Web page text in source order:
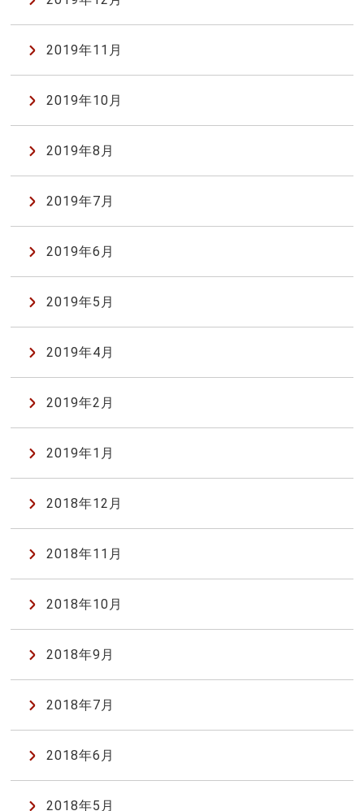
2019年11月
2019年10月
2019年8月
2019年7月
2019年6月
2019年5月
2019年4月
2019年2月
2019年1月
2018年12月
2018年11月
2018年10月
2018年9月
2018年7月
2018年6月
2018年5月